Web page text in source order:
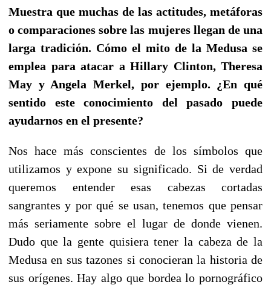
Muestra que muchas de las actitudes, metáforas
o comparaciones sobre las mujeres llegan de una
larga tradición. Cómo el mito de la Medusa se
emplea para atacar a Hillary Clinton, Theresa
May y Angela Merkel, por ejemplo. ¿En qué
sentido este conocimiento del pasado puede
ayudarnos en el presente?
Nos hace más conscientes de los símbolos que
utilizamos y expone su significado. Si de verdad
queremos entender esas cabezas cortadas
sangrantes y por qué se usan, tenemos que pensar
más seriamente sobre el lugar de donde vienen.
Dudo que la gente quisiera tener la cabeza de la
Medusa en sus tazones si conocieran la historia de
sus orígenes. Hay algo que bordea lo pornográfico